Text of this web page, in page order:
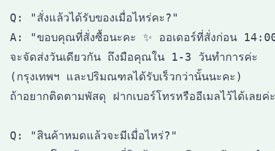
Q: "สั่งแล้วได้รับของเมื่อไหร่คะ?"
A: "ขอบคุณที่สั่งซื้อนะคะ ✨ ออเดอร์ที่สั่งก่อน
จะจัดส่งวันเดียวกัน ถึงมือคุณใน 1-3 วันทำการค่ะ
(กรุงเทพฯ และปริมณฑลได้รับเร็วกว่านั้นนะคะ)
ถ้าอยากติดตามพัสดุ ฝากเบอร์โทรหรืออีเมลไว้ได้เลย
Q: "สินค้าหมดแล้วจะมีเมื่อไหร่?"